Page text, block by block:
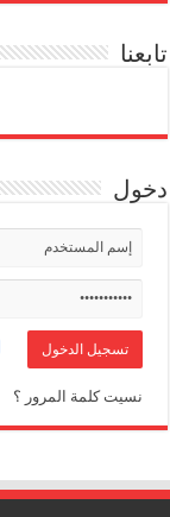
تابعنا
دخول
نسيت كلمة المرور ؟